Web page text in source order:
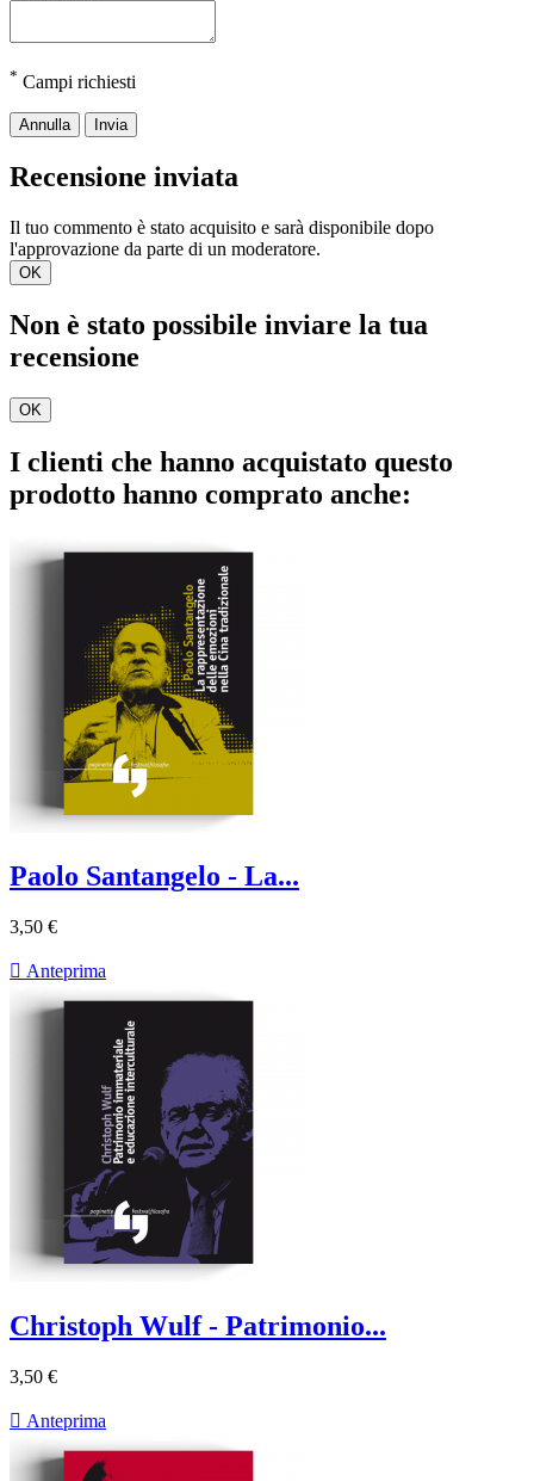
* Campi richiesti
Annulla Invia
Recensione inviata
Il tuo commento è stato acquisito e sarà disponibile dopo
l'approvazione da parte di un moderatore.
OK
Non è stato possibile inviare la tua
recensione
OK
I clienti che hanno acquistato questo
prodotto hanno comprato anche:
Paolo Santangelo - La...
3,50 €
 Anteprima
Christoph Wulf - Patrimonio...
3,50 €
 Anteprima